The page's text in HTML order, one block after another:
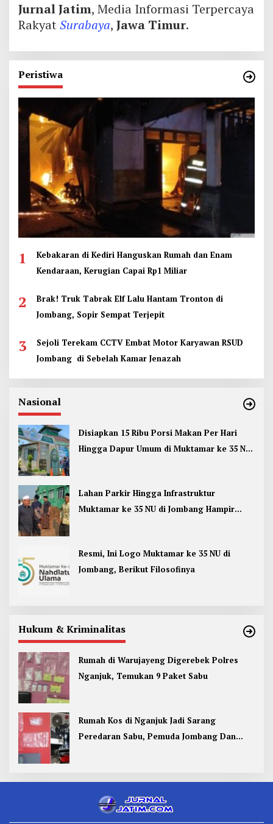
Jurnal Jatim, Media Informasi Terpercaya
RakyatSurabaya, Jawa Timur.
Peristiwa
1
Kebakaran di Kediri Hanguskan Rumah dan Enam
Kendaraan, Kerugian Capai Rp1 Miliar
2
Brak! Truk Tabrak Elf Lalu Hantam Tronton di
Jombang, Sopir Sempat Terjepit
3
Sejoli Terekam CCTV Embat Motor Karyawan RSUD
Jombang di Sebelah Kamar Jenazah
Nasional
Disiapkan 15 Ribu Porsi Makan Per Hari
Hingga Dapur Umum di Muktamar ke 35 NU
Lahan Parkir Hingga Infrastruktur
Muktamar ke 35 NU di Jombang Hampir
Resmi, Ini Logo Muktamar ke 35 NU di
Jombang, Berikut Filosofinya
Hukum & Kriminalitas
Rumah di Warujayeng Digerebek Polres
Nganjuk, Temukan 9 Paket Sabu
Rumah Kos di Nganjuk Jadi Sarang
Peredaran Sabu, Pemuda Jombang Dan